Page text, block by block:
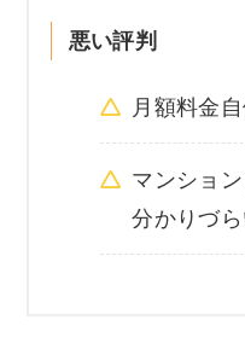
悪い評判
月額料金
マンショ
分かりづ